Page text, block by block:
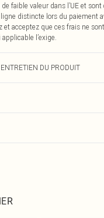
faible valeur dans l’UE et
distincte lors du paiement
et acceptez que ces frais ne
applicable l’exige.
DU PRODUIT
que nous ne pouvons pas
essayées en intérieur. Les